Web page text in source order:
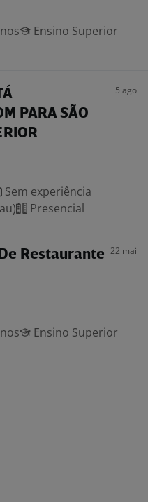
Ensino Superior
PARA SÃO
5 ago
Sem experiência
Presencial
Restaurante 22 mai
Ensino Superior